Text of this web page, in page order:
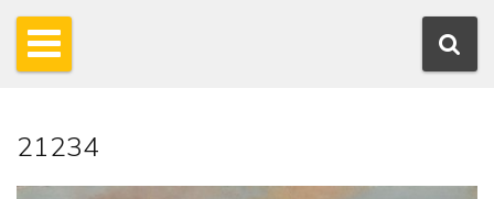
21234